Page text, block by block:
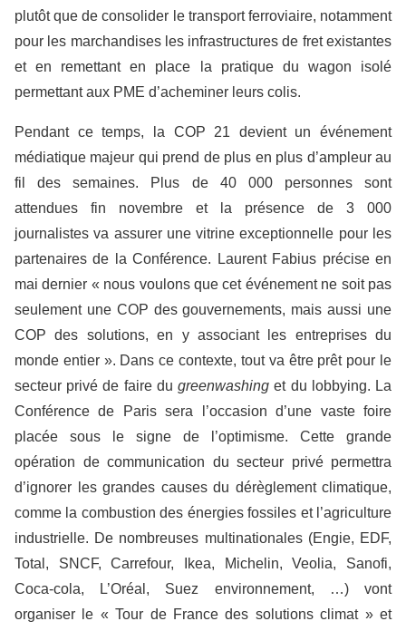
plutôt que de consolider le transport ferroviaire, notamment
pour les marchandises les infrastructures de fret existantes
et en remettant en place la pratique du wagon isolé
permettant aux PME d’acheminer leurs colis.
Pendant ce temps, la COP 21 devient un événement
médiatique majeur qui prend de plus en plus d’ampleur au
fil des semaines. Plus de 40 000 personnes sont
attendues fin novembre et la présence de 3 000
journalistes va assurer une vitrine exceptionnelle pour les
partenaires de la Conférence. Laurent Fabius précise en
mai dernier « nous voulons que cet événement ne soit pas
seulement une COP des gouvernements, mais aussi une
COP des solutions, en y associant les entreprises du
monde entier ». Dans ce contexte, tout va être prêt pour le
secteur privé de faire dugreenwashing et du lobbying. La
Conférence de Paris sera l’occasion d’une vaste foire
placée sous le signe de l’optimisme. Cette grande
opération de communication du secteur privé permettra
d’ignorer les grandes causes du dérèglement climatique,
comme la combustion des énergies fossiles et l’agriculture
industrielle. De nombreuses multinationales (Engie, EDF,
Total, SNCF, Carrefour, Ikea, Michelin, Veolia, Sanofi,
Coca-cola, L’Oréal, Suez environnement, …) vont
organiser le « Tour de France des solutions climat » et